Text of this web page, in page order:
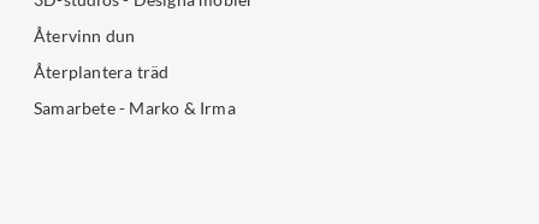
Återvinn dun
Återplantera träd
Samarbete - Marko & Irma